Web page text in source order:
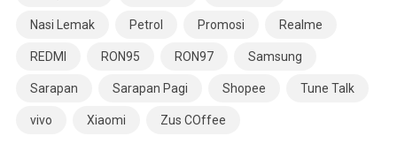
Nasi Lemak Petrol Promosi Realme
REDMI RON95 RON97 Samsung
Sarapan Sarapan Pagi Shopee Tune Talk
vivo Xiaomi Zus COffee